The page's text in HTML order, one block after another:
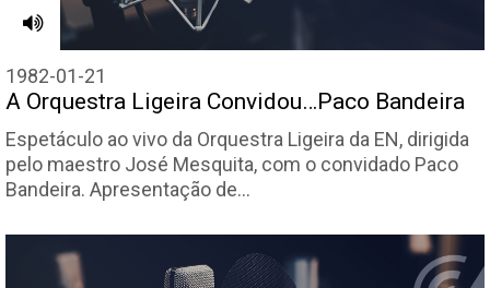
1982-01-21
A Orquestra Ligeira Convidou…Paco Bandeira
Espetáculo ao vivo da Orquestra Ligeira da EN, dirigida
pelo maestro José Mesquita, com o convidado Paco
Bandeira. Apresentação de…